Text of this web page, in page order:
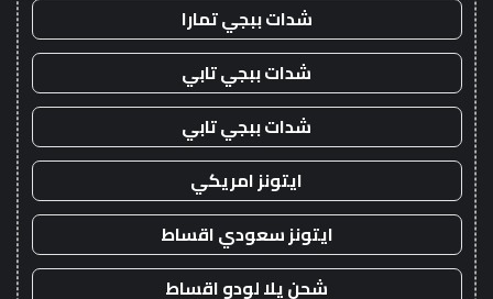
شدات ببجي تمارا
شدات ببجي تابي
شدات ببجي تابي
ايتونز امريكي
ايتونز سعودي اقساط
شحن يلا لودو اقساط